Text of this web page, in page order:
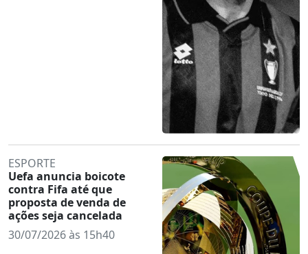
ESPORTE
Uefa anuncia boicote
contra Fifa até que
proposta de venda de
ações seja cancelada
30/07/2026 às 15h40